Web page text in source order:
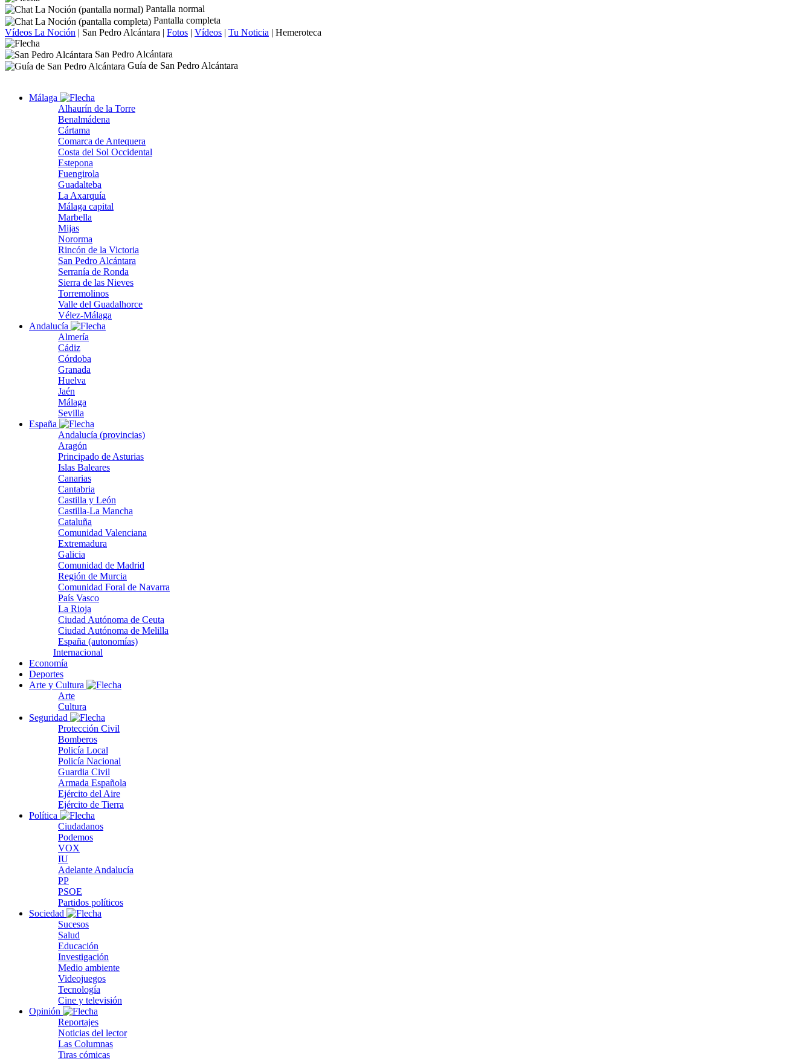
Pantalla normal
Pantalla completa
Vídeos La Noción | San Pedro Alcántara | Fotos | Vídeos | Tu Noticia | Hemeroteca
San Pedro Alcántara
Guía de San Pedro Alcántara
Málaga
Alhaurín de la Torre
Benalmádena
Cártama
Comarca de Antequera
Costa del Sol Occidental
Estepona
Fuengirola
Guadalteba
La Axarquía
Málaga capital
Marbella
Mijas
Nororma
Rincón de la Victoria
San Pedro Alcántara
Serranía de Ronda
Sierra de las Nieves
Torremolinos
Valle del Guadalhorce
Vélez-Málaga
Andalucía
Almería
Cádiz
Córdoba
Granada
Huelva
Jaén
Málaga
Sevilla
España
Andalucía (provincias)
Aragón
Principado de Asturias
Islas Baleares
Canarias
Cantabria
Castilla y León
Castilla-La Mancha
Cataluña
Comunidad Valenciana
Extremadura
Galicia
Comunidad de Madrid
Región de Murcia
Comunidad Foral de Navarra
País Vasco
La Rioja
Ciudad Autónoma de Ceuta
Ciudad Autónoma de Melilla
España (autonomías)
Internacional
Economía
Deportes
Arte y Cultura
Arte
Cultura
Seguridad
Protección Civil
Bomberos
Policía Local
Policía Nacional
Guardia Civil
Armada Española
Ejército del Aire
Ejército de Tierra
Política
Ciudadanos
Podemos
VOX
IU
Adelante Andalucía
PP
PSOE
Partidos políticos
Sociedad
Sucesos
Salud
Educación
Investigación
Medio ambiente
Videojuegos
Tecnología
Cine y televisión
Opinión
Reportajes
Noticias del lector
Las Columnas
Tiras cómicas